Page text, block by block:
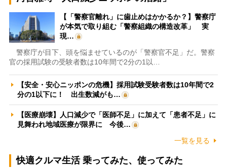
【「警察官離れ」に歯止めはかかるか？】警察庁
が本気で取り組む「警察組織の構造改革」 実
現…
警察庁が目下、頭を悩ませているのが「警察官不足」だ。警察
官の採用試験の受験者数は10年間で2分の1以…
【安全・安心ニッポンの危機】採用試験受験者数は10年間で2
分の1以下に！ 出生数減がも…
【医療崩壊】人口減少で「医師不足」に加えて「患者不足」に
見舞われ地域医療が限界に 今後…
一覧を見る
快適クルマ生活 乗ってみた、使ってみた